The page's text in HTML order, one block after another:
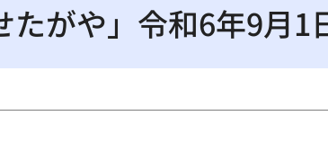
がや」令和6年9月1